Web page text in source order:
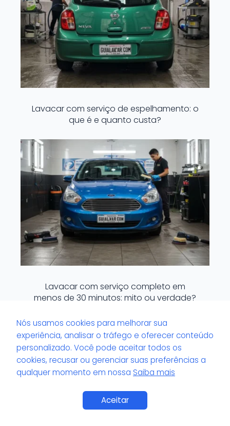
Lavacar com serviço de espelhamento: o
que é e quanto custa?
Lavacar com serviço completo em
menos de 30 minutos: mito ou verdade?
Nós usamos cookies para melhorar sua
experiência, analisar o tráfego e oferecer conteúdo
personalizado. Você pode aceitar todos os
cookies, recusar ou gerenciar suas preferências a
qualquer momento em nossa Saiba mais
Aceitar